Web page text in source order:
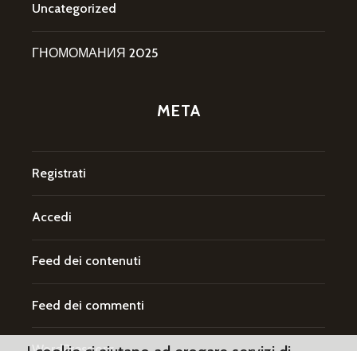
Uncategorized
ГНОМОМАНИЯ 2025
META
Registrati
Accedi
Feed dei contenuti
Feed dei commenti